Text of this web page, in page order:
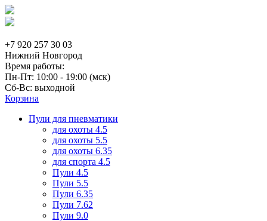
+7 920 257 30 03
Нижний Новгород
Время работы:
Пн-Пт: 10:00 - 19:00 (мск)
Сб-Вс: выходной
Корзина
Пули для пневматики
для охоты 4.5
для охоты 5.5
для охоты 6.35
для спорта 4.5
Пули 4.5
Пули 5.5
Пули 6.35
Пули 7.62
Пули 9.0